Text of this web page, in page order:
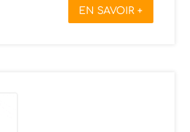
EN SAVOIR +